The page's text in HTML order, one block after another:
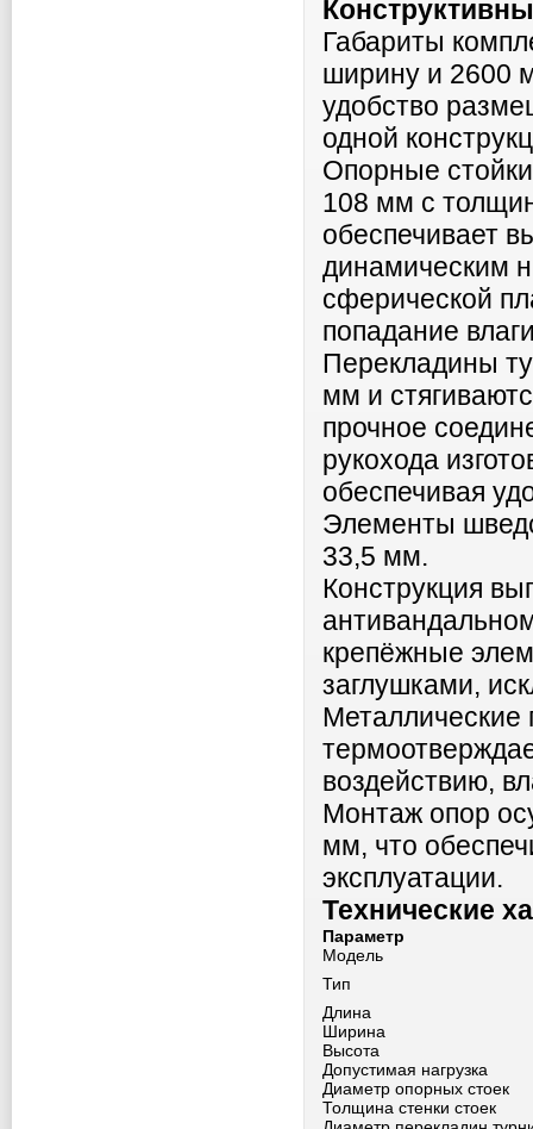
Габариты
ширину и 2600
удобство
одной
Опорные
108 мм с
обеспечивает
динамическим
сферической
попадание
Перекладины
мм и
прочное
рукохода
обеспечивая
Элементы
33,5 мм.
Конструкция
крепёжные
заглушками,
Металлические
воздействию,
Монтаж опор
мм, что
эксплуатации.
Технические
Параметр
Модель
Тип
Длина
Ширина
Высота
Допустимая нагрузка
Диаметр опорных стоек
Толщина стенки стоек